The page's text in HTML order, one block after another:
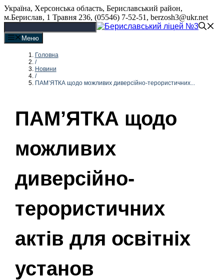
Перейти
до
вмісту
Україна, Херсонська область, Бериславський район,
м.Берислав, 1 Травня 236, (05546) 7-52-51, berzosh3@ukr.net
Меню
Головна
/
Новини
/
ПАМ’ЯТКА щодо можливих диверсійно-терористичних...
ПАМ’ЯТКА щодо
можливих
диверсійно-
терористичних
актів для освітніх
установ